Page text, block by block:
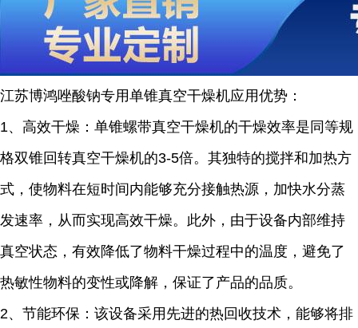
江苏博鸿唑酸钠专用单锥真空干燥机应用优势：
1、高效干燥：单锥螺带真空干燥机的干燥效率是同等规
格双锥回转真空干燥机的3-5倍。其独特的搅拌和加热方
式，使物料在短时间内能够充分接触热源，加快水分蒸
发速率，从而实现高效干燥。此外，由于设备内部维持
真空状态，有效降低了物料干燥过程中的温度，避免了
热敏性物料的变性或降解，保证了产品的品质。
2、节能环保：该设备采用先进的热回收技术，能够将排